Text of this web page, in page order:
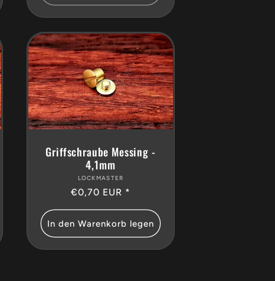
Griffschraube Messing -
4,1mm
Anbieter:
LOCKMASTER
Normaler
Preis
€0,70 EUR *
In den Warenkorb legen